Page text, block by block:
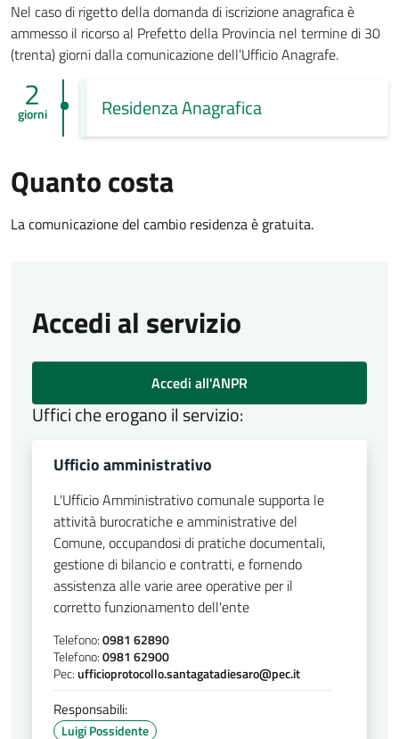
Nel caso di rigetto della domanda di iscrizione anagrafica è
ammesso il ricorso al Prefetto della Provincia nel termine di 30
(trenta) giorni dalla comunicazione dell’Ufficio Anagrafe.
2
giorni Residenza Anagrafica
Quanto costa
La comunicazione del cambio residenza è gratuita.
Accedi al servizio
Accedi all'ANPR
Uffici che erogano il servizio:
Ufficio amministrativo
L'Ufficio Amministrativo comunale supporta le
attività burocratiche e amministrative del
Comune, occupandosi di pratiche documentali,
gestione di bilancio e contratti, e fornendo
assistenza alle varie aree operative per il
corretto funzionamento dell'ente
Telefono:0981 62890
Telefono:0981 62900
Pec:ufficioprotocollo.santagatadiesaro@pec.it
Responsabili:
Luigi Possidente